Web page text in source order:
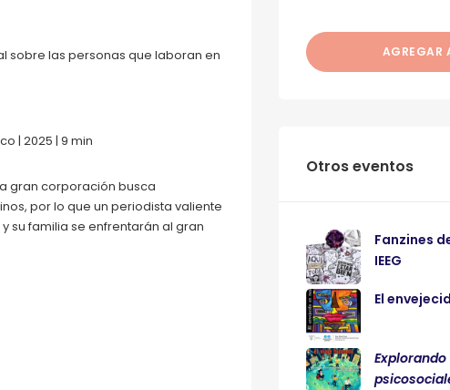
sobre las personas que laboran en
| 2025 | 9 min
gran corporación busca
por lo que un periodista valiente
su familia se enfrentarán al gran
AGREGAR
Otros eventos
Fanzines
IEEG
El